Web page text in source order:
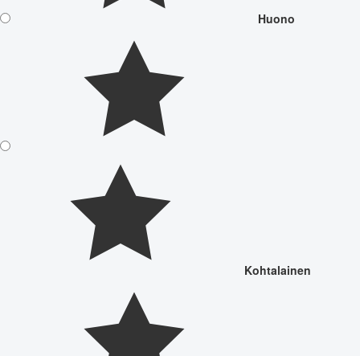
Huono
Kohtalainen